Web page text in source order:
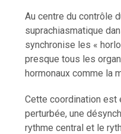
Au centre du contrôle
suprachiasmatique
synchronise les «
presque tous les
hormonaux comme la
Cette coordination est
perturbée, une
rythme central et le